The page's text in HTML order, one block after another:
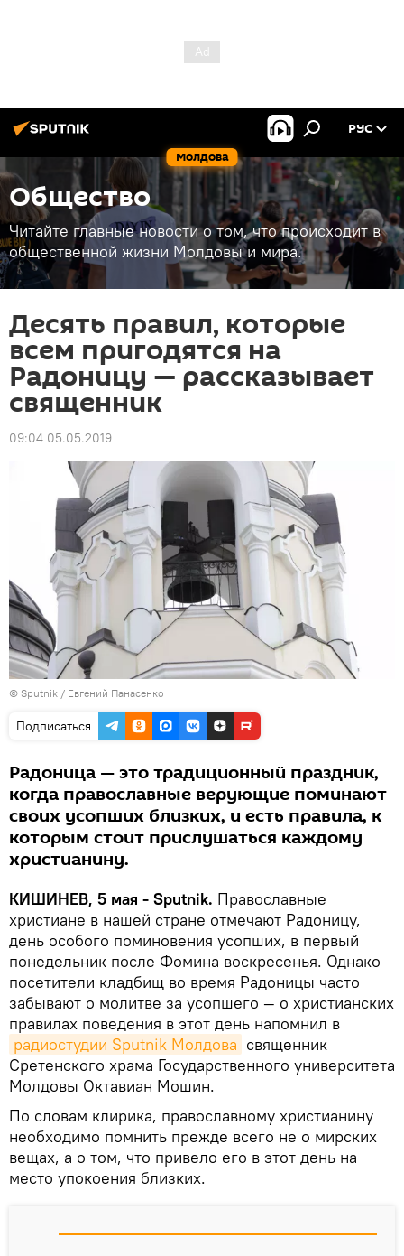
Молдова
РУС
Общество
Читайте главные новости о том, что происходит в
общественной жизни Молдовы и мира.
Десять правил, которые
всем пригодятся на
Радоницу — рассказывает
священник
09:04 05.05.2019
© Sputnik / Евгений Панасенко
Подписаться
Радоница — это традиционный праздник,
когда православные верующие поминают
своих усопших близких, и есть правила, к
которым стоит прислушаться каждому
христианину.
КИШИНЕВ, 5 мая - Sputnik. Православные
христиане в нашей стране отмечают Радоницу,
день особого поминовения усопших, в первый
понедельник после Фомина воскресенья. Однако
посетители кладбищ во время Радоницы часто
забывают о молитве за усопшего — о христианских
правилах поведения в этот день напомнил в
радиостудии Sputnik Молдова священник
Сретенского храма Государственного университета
Молдовы Октавиан Мошин.
По словам клирика, православному христианину
необходимо помнить прежде всего не о мирских
вещах, а о том, что привело его в этот день на
место упокоения близких.